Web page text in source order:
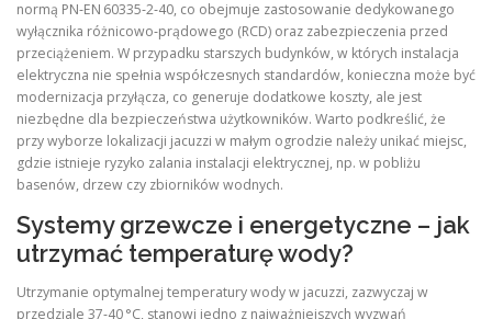
normą PN‑EN 60335‑2‑40, co obejmuje zastosowanie dedykowanego
wyłącznika różnicowo‑prądowego (RCD) oraz zabezpieczenia przed
przeciążeniem. W przypadku starszych budynków, w których instalacja
elektryczna nie spełnia współczesnych standardów, konieczna może być
modernizacja przyłącza, co generuje dodatkowe koszty, ale jest
niezbędne dla bezpieczeństwa użytkowników. Warto podkreślić, że
przy wyborze lokalizacji jacuzzi w małym ogrodzie należy unikać miejsc,
gdzie istnieje ryzyko zalania instalacji elektrycznej, np. w pobliżu
basenów, drzew czy zbiorników wodnych.
Systemy grzewcze i energetyczne – jak
utrzymać temperaturę wody?
Utrzymanie optymalnej temperatury wody w jacuzzi, zazwyczaj w
przedziale 37‑40 °C, stanowi jedno z najważniejszych wyzwań